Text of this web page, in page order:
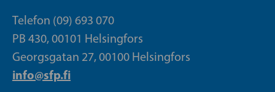
Telefon (09) 693 070
PB 430, 00101 Helsingfors
Georgsgatan 27, 00100 Helsingfors
info@sfp.fi